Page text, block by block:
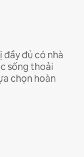
đủ có nhà
sống thoải
chọn hoàn